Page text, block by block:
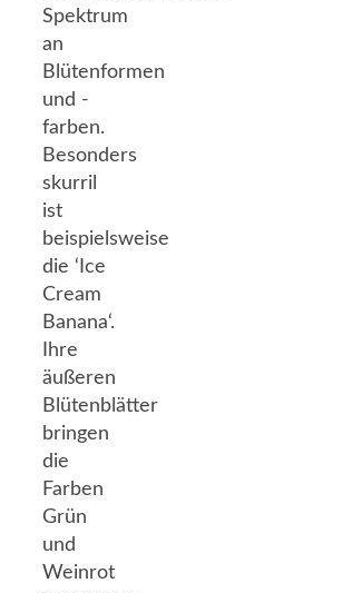
Spektrum
an
Blütenformen
und -
farben.
Besonders
skurril
ist
beispielsweise
die ‘Ice
Cream
Banana‘.
Ihre
äußeren
Blütenblätter
bringen
die
Farben
Grün
und
Weinrot